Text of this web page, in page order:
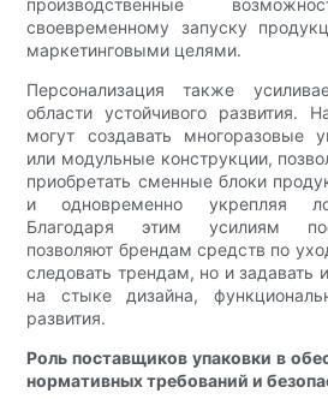
производственные
своевременному запуску
маркетинговыми целями.
Персонализация также
области устойчивого развития.
могут создавать многоразовые
или модульные конструкции,
приобретать сменные блоки
и одновременно укрепляя
Благодаря этим усилиям
позволяют брендам средств по
следовать трендам, но и задавать
на стыке дизайна,
развития.
Роль поставщиков упаковки в
нормативных требований и